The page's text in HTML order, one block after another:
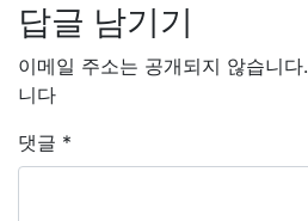
답글 남기기
이메일 주소는 공개되지 않습니다.
니다
댓글 *